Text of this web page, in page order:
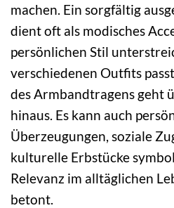
machen. Ein sorgfältig
dient oft als modisches
persönlichen Stil
verschiedenen Outfits
des Armbandtragens geht
hinaus. Es kann auch
Überzeugungen, soziale
kulturelle Erbstücke
Relevanz im alltäglichen
betont.